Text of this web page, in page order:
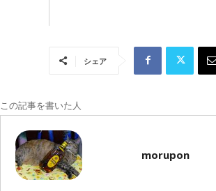
シェア
この記事を書いた人
morupon